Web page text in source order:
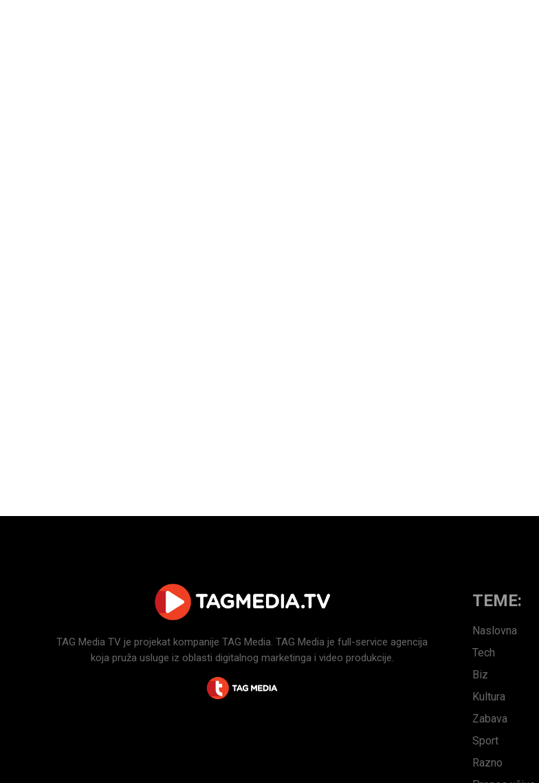
TAG Media TV je projekat kompanije TAG Media. TAG Media je full-service agencija
koja pruža usluge iz oblasti digitalnog marketinga i video produkcije.
TEME:
Naslovna
Tech
Biz
Kultura
Zabava
Sport
Razno